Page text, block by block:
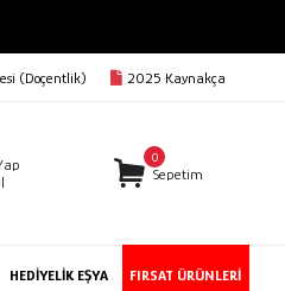
(Doçentlik) 2025 Kaynakça
0
Sepetim
HEDİYELİK EŞYA FIRSAT ÜRÜNLERİ